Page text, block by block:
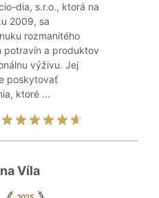
dia, s.r.o., ktorá na
2009, sa
rozmanitého
potravín a produktov
výživu. Jej
poskytovať
ktoré ...
Víla